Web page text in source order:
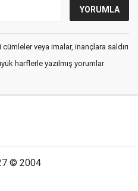
veya imalar, inançlara saldırı
harflerle yazılmış yorumlar
© 2004